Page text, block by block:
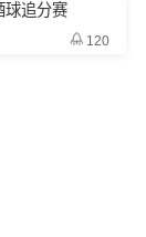
球追分赛
120